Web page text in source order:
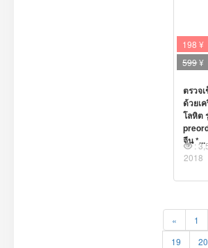
198 ¥
599¥
ตรวจ
ด้วยเ
โลหิต
จีน *...
:
2018
« 1
19
20